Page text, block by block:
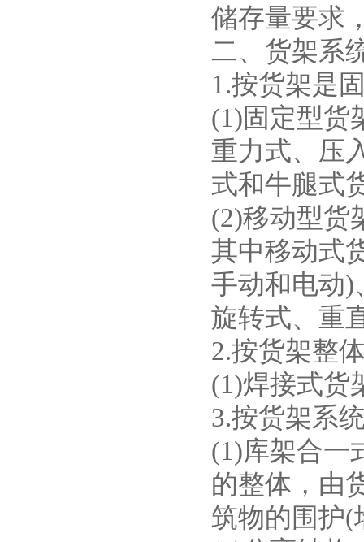
储存量要求
二、货架系
1.按货架是
(1)固定型货
重力式、压
式和牛腿式
(2)移动型货
其中移动式
手动和电动)
旋转式、重
2.按货架整
(1)焊接式货
3.按货架系
(1)库架合一
的整体，由
筑物的围护(